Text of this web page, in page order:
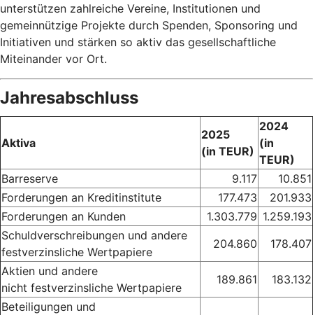
unterstützen zahlreiche Vereine, Institutionen und
gemeinnützige Projekte durch Spenden, Sponsoring und
Initiativen und stärken so aktiv das gesellschaftliche
Miteinander vor Ort.
Jahresabschluss
Aktiva
2025
(in TEUR)
2024
(in
TEUR)
Barreserve
9.117
10.851
Forderungen an Kreditinstitute
177.473
201.933
Forderungen an Kunden
1.303.779 1.259.193
Schuldverschreibungen und andere
festverzinsliche Wertpapiere
204.860
178.407
Aktien und andere
nicht festverzinsliche Wertpapiere
189.861
183.132
Beteiligungen und